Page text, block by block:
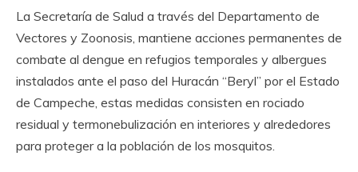
La Secretaría de Salud a través del Departamento de
Vectores y Zoonosis, mantiene acciones permanentes de
combate al dengue en refugios temporales y albergues
instalados ante el paso del Huracán “Beryl” por el Estado
de Campeche, estas medidas consisten en rociado
residual y termonebulización en interiores y alrededores
para proteger a la población de los mosquitos.